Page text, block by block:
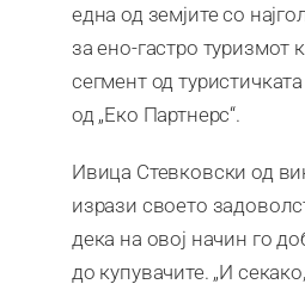
една од земјите со
за ено-гастро туризмот
сегмент од
од „Еко Партнерс“.
Ивица Стевковски од
изрази своето
дека на овој начин го
до купувачите. „И